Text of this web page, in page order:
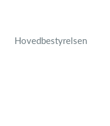
Hovedbestyrelsen